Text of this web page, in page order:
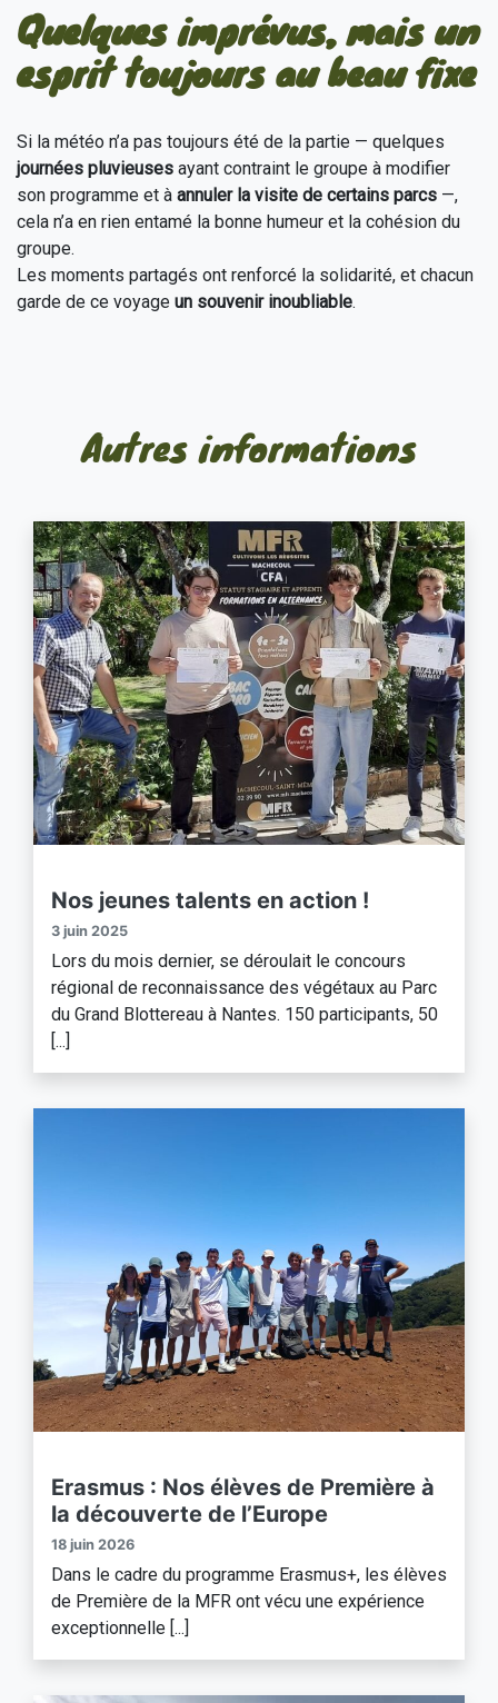
Quelques imprévus, mais un
esprit toujours au beau fixe
Si la météo n’a pas toujours été de la partie — quelques
journées pluvieuses ayant contraint le groupe à modifier
son programme et à annuler la visite de certains parcs —,
cela n’a en rien entamé la bonne humeur et la cohésion du
groupe.
Les moments partagés ont renforcé la solidarité, et chacun
garde de ce voyage un souvenir inoubliable.
Autres informations
Nos jeunes talents en action !
3 juin 2025
Lors du mois dernier, se déroulait le concours
régional de reconnaissance des végétaux au Parc
du Grand Blottereau à Nantes. 150 participants, 50
[...]
Erasmus : Nos élèves de Première à
la découverte de l’Europe
18 juin 2026
Dans le cadre du programme Erasmus+, les élèves
de Première de la MFR ont vécu une expérience
exceptionnelle [...]